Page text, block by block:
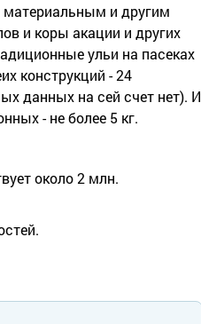
материальным и другим
и коры акации и других
ульи на пасеках
конструкций - 24
данных на сей счет нет). И
- не более 5 кг.
около 2 млн.